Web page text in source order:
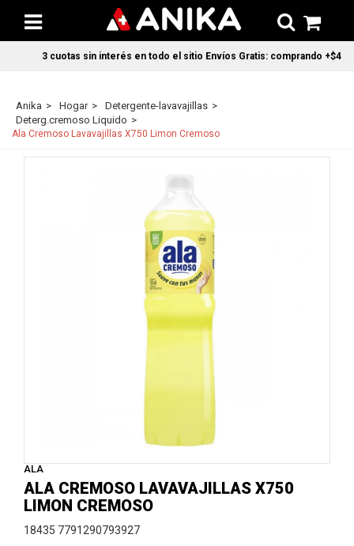
3 cuotas sin interés en todo el sitio Envíos Gratis: comprando
Anika Hogar
Detergente-lavavajillas
Deterg.cremoso Liquido
Ala Cremoso Lavavajillas X750 Limon Cremoso
ALA
ALA CREMOSO LAVAVAJILLAS X750
LIMON CREMOSO
18435 7791290793927